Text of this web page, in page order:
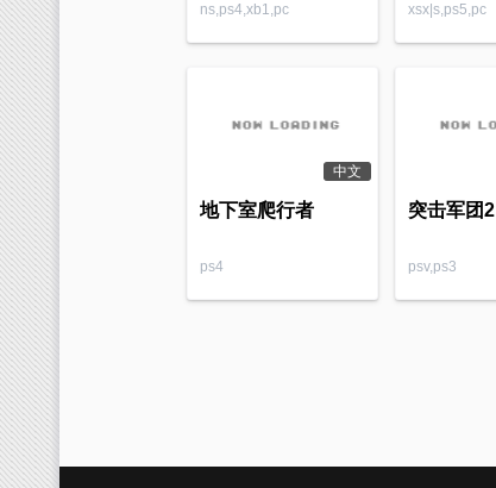
ns,ps4,xb1,pc xsx|s,ps5,pc
中文
地下室爬行者
ps4
突击军团2
psv,ps3